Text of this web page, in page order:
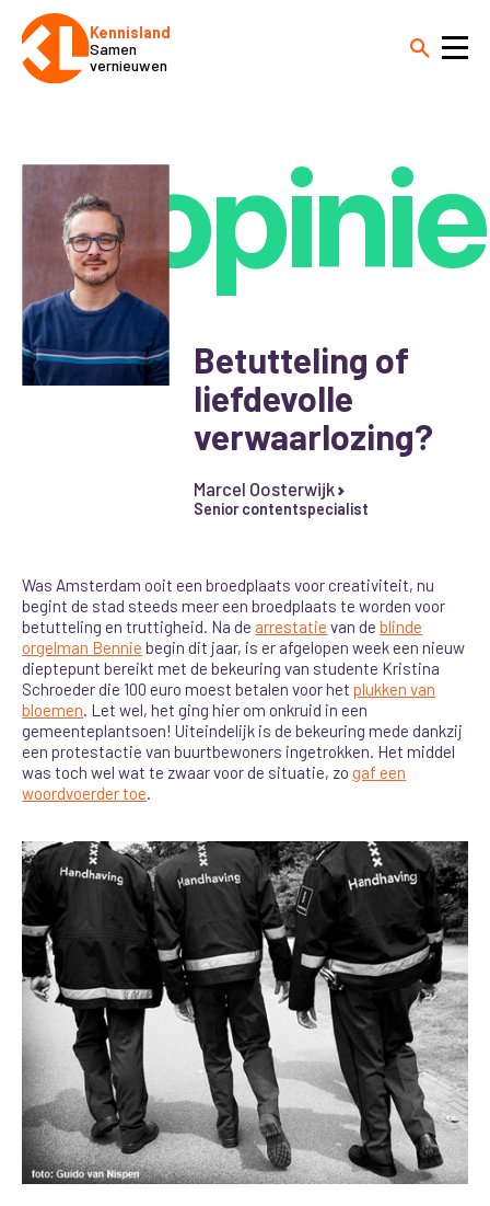
Kennisland
Samen
vernieuwen
opinie
Betutteling of
liefdevolle
verwaarlozing?
Marcel Oosterwijk
Senior contentspecialist
Was Amsterdam ooit een broedplaats voor creativiteit, nu
begint de stad steeds meer een broedplaats te worden voor
betutteling en truttigheid. Na de arrestatie van deblinde
orgelman Bennie begin dit jaar, is er afgelopen week een nieuw
dieptepunt bereikt met de bekeuring van studente Kristina
Schroeder die 100 euro moest betalen voor hetplukken van
bloemen. Let wel, het ging hier om onkruid in een
gemeenteplantsoen! Uiteindelijk is de bekeuring mede dankzij
een protestactie van buurtbewoners ingetrokken. Het middel
was toch wel wat te zwaar voor de situatie, zogaf een
woordvoerder toe.